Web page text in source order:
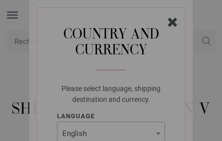
COUNTRY AND
CURRENCY
Please select language, shipping
destination and currency.
LANGUAGE
LANA GROSSA
SHIRT À DÉCOLLETÉ EN V
SUMMER SOFTNESS